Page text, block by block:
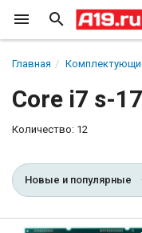
Главная
Core i7 s-
Количество: 12
Новые и популярные